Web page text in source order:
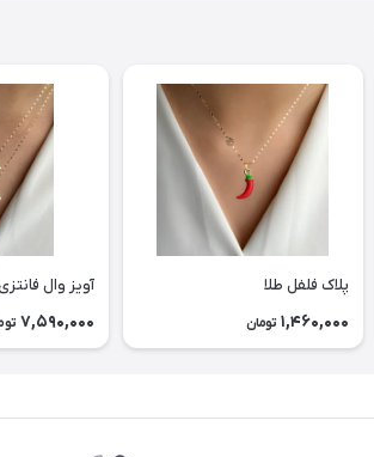
پلاک فلفل طلا
1,460,000 تومان
آویز وال
7,590,000